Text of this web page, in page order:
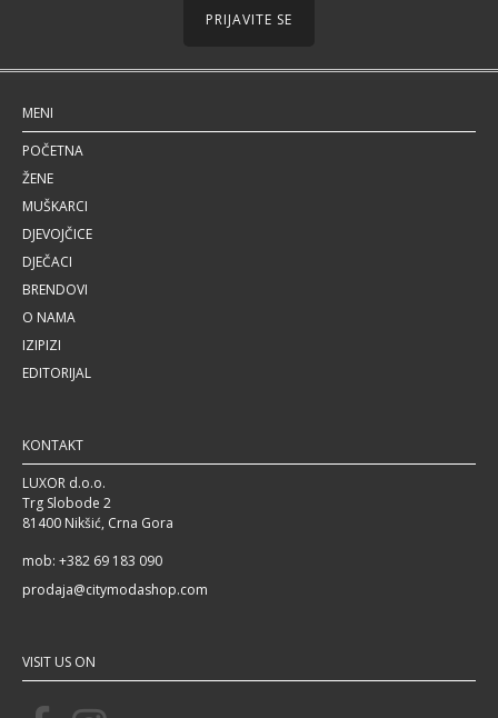
PRIJAVITE SE
MENI
POČETNA
ŽENE
MUŠKARCI
DJEVOJČICE
DJEČACI
BRENDOVI
O NAMA
IZIPIZI
EDITORIJAL
KONTAKT
LUXOR d.o.o.
Trg Slobode 2
81400 Nikšić, Crna Gora
mob: +382 69 183 090
prodaja@citymodashop.com
VISIT US ON